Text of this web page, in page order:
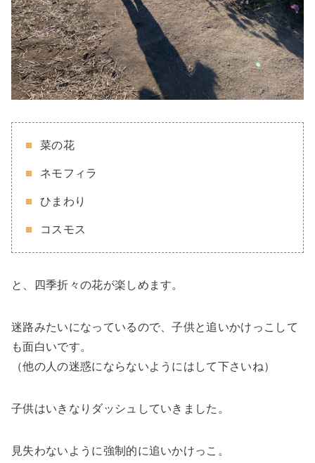
菜の花
ネモフィラ
ひまわり
コスモス
と、四季折々の花が楽しめます。
迷路みたいになっているので、子供と追いかけっこして
も面白いです。
（他の人の迷惑にならないようにはして下さいね）
子供はいきなりダッシュしていきました。
見失わないように強制的に追いかけっこ。